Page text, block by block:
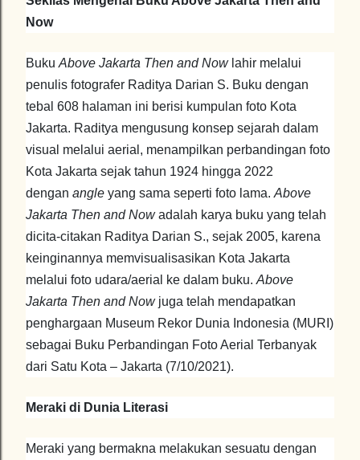
Now
Buku Above Jakarta Then and Nowlahir melalui
penulis fotografer Raditya Darian S. Buku dengan
tebal 608 halaman ini berisi kumpulan foto Kota
Jakarta. Raditya mengusung konsep sejarah dalam
visual melalui aerial, menampilkan perbandingan foto
Kota Jakarta sejak tahun 1924 hingga 2022
dengan angle yang sama seperti foto lama. Above
Jakarta Then and Nowadalah karya buku yang telah
dicita-citakan Raditya Darian S., sejak 2005, karena
keinginannya memvisualisasikan Kota Jakarta
melalui foto udara/aerial ke dalam buku. Above
Jakarta Then and Nowjuga telah mendapatkan
penghargaan Museum Rekor Dunia Indonesia (MURI)
sebagai Buku Perbandingan Foto Aerial Terbanyak
dari Satu Kota – Jakarta (7/10/2021).
Meraki di Dunia Literasi
Meraki yang bermakna melakukan sesuatu dengan